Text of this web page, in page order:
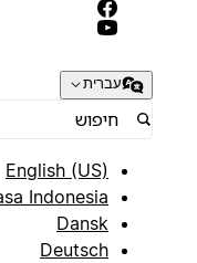
עברית
English (US)
Bahasa Indonesia
Dansk
Deutsch